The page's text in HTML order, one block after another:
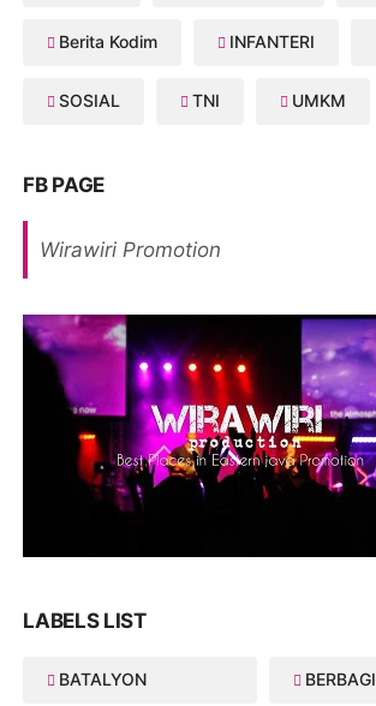
Berita Kodim INFANTERI
SOSIAL TNI UMKM
FB PAGE
Wirawiri Promotion
LABELS LIST
BATALYON BERBAGI